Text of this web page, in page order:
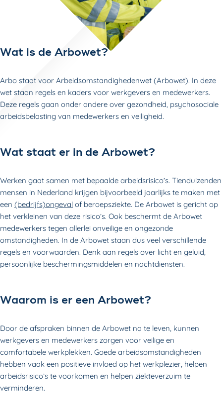
Wat is de Arbowet?
Arbo staat voor Arbeidsomstandighedenwet (Arbowet). In deze
wet staan regels en kaders voor werkgevers en medewerkers.
Deze regels gaan onder andere over gezondheid, psychosociale
arbeidsbelasting van medewerkers en veiligheid.
Wat staat er in de Arbowet?
Werken gaat samen met bepaalde arbeidsrisico’s. Tienduizenden
mensen in Nederland krijgen bijvoorbeeld jaarlijks te maken met
een (bedrijfs)ongeval of beroepsziekte. De Arbowet is gericht op
het verkleinen van deze risico’s. Ook beschermt de Arbowet
medewerkers tegen allerlei onveilige en ongezonde
omstandigheden. In de Arbowet staan dus veel verschillende
regels en voorwaarden. Denk aan regels over licht en geluid,
persoonlijke beschermingsmiddelen en nachtdiensten.
Waarom is er een Arbowet?
Door de afspraken binnen de Arbowet na te leven, kunnen
werkgevers en medewerkers zorgen voor veilige en
comfortabele werkplekken. Goede arbeidsomstandigheden
hebben vaak een positieve invloed op het werkplezier, helpen
arbeidsrisico’s te voorkomen en helpen ziekteverzuim te
verminderen.